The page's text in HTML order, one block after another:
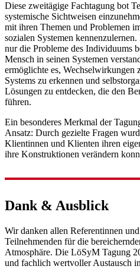
Diese zweitägige Fachtagung bot
systemische Sichtweisen
mit ihren Themen und Problemen
sozialen Systemen
nur die Probleme des Individuums
Mensch in seinen Systemen
ermöglichte es, Wechselwirkungen
Systems zu erkennen und
Lösungen zu entdecken, die den
führen.
Ein besonderes Merkmal der
Ansatz: Durch gezielte Fragen
Klientinnen und Klienten ihren
ihre Konstruktionen verändern
Dank & Ausblick
Wir danken allen Referentinnen
Teilnehmenden für die
Atmosphäre. Die LöSyM Tagung
und fachlich wertvoller Austausch